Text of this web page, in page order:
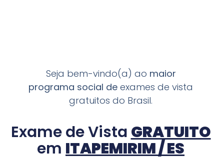
Seja bem-vindo(a) ao maior
programa social de exames de vista
gratuitos do Brasil.
Exame de Vista GRATUITO
em ITAPEMIRIM / ES